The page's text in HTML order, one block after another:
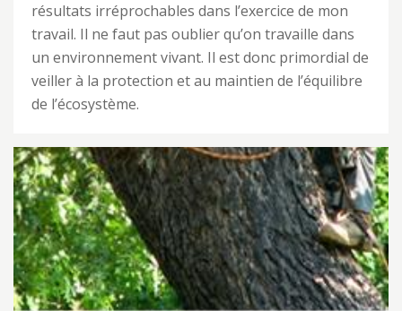
résultats irréprochables dans l’exercice de mon
travail. Il ne faut pas oublier qu’on travaille dans
un environnement vivant. Il est donc primordial de
veiller à la protection et au maintien de l’équilibre
de l’écosystème.